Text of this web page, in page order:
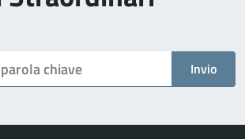
Invio